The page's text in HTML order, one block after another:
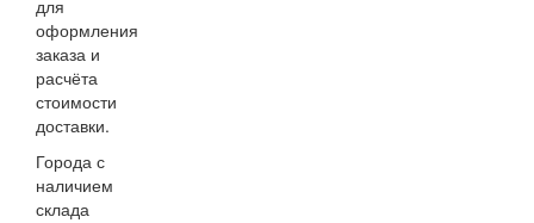
для
оформления
заказа и
расчёта
стоимости
доставки.
Города с
наличием
склада